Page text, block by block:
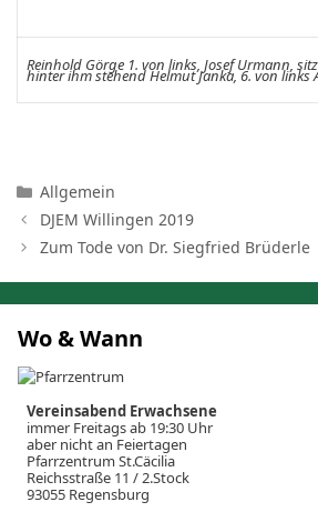
Reinhold Görge 1. von links, Josef Urmann,
hinter ihm stehend Helmut Janka, 6. von links
Kategorien
Allgemein
DJEM Willingen 2019
Zum Tode von Dr. Siegfried Brüderle
Wo & Wann
Vereinsabend Erwachsene
immer Freitags ab 19:30 Uhr
aber nicht an Feiertagen
Pfarrzentrum St.Cäcilia
Reichsstraße 11 / 2.Stock
93055 Regensburg